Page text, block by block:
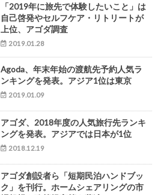
「2019年に旅先で体験したいこと」は
自己啓発やセルフケア・リトリートが
上位、アゴダ調査
2019.01.28
Agoda、年末年始の渡航先予約人気ラ
ンキングを発表。アジア1位は東京
2019.01.09
アゴダ、2018年度の人気旅行先ランキ
ングを発表。アジアでは日本が1位
2018.12.19
アゴダ創設者ら「短期民泊ハンドブッ
ク」を刊行。ホームシェアリングの市